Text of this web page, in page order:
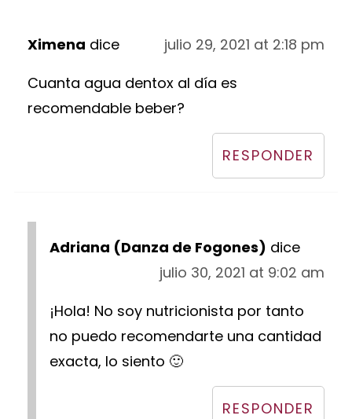
Ximena dice
julio 29, 2021 at 2:18 pm
Cuanta agua dentox al día es
recomendable beber?
RESPONDER
Adriana (Danza de Fogones) dice
julio 30, 2021 at 9:02 am
¡Hola! No soy nutricionista por tanto
no puedo recomendarte una cantidad
exacta, lo siento 🙂
RESPONDER